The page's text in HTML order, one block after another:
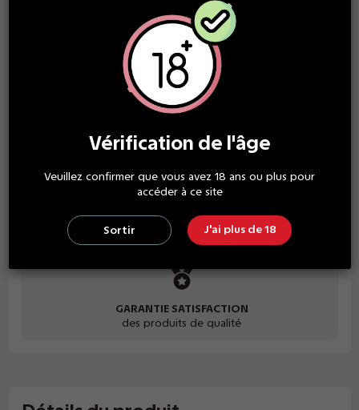
LIVRAISON GRATUITE
à partir de 30€ d'achat
SERVICE CLIENT TOP
une équipe à votre écoute
PAIEMENT SÉCURISÉ
grand choix de paiement
GARANTIE SATISFACTION
des produits de qualité
Vérification de l'âge
Veuillez confirmer que vous avez 18 ans ou plus pour
accéder à ce site
Sortir J'ai plus de 18